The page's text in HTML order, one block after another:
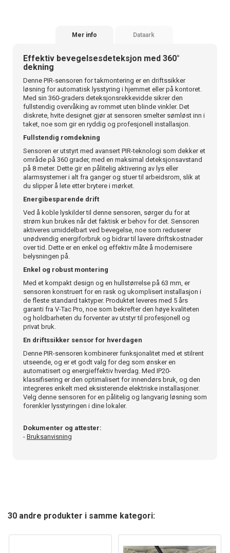
Mer info Dataark
Effektiv bevegelsesdeteksjon med 360°
dekning
Denne PIR-sensoren for takmontering er en driftssikker
løsning for automatisk lysstyring i hjemmet eller på kontoret.
Med sin 360-graders deteksjonsrekkevidde sikrer den
fullstendig overvåking av rommet uten blinde vinkler. Det
diskrete, hvite designet gjør at sensoren smelter sømløst inn i
taket, noe som gir en ryddig og profesjonell installasjon.
Fullstendig romdekning
Sensoren er utstyrt med avansert PIR-teknologi som dekker et
område på 360 grader, med en maksimal deteksjonsavstand
på 8 meter. Dette gir en pålitelig aktivering av lys eller
alarmsystemer i alt fra ganger og stuer til arbeidsrom, slik at
du slipper å lete etter brytere i mørket.
Energibesparende drift
Ved å koble lyskilder til denne sensoren, sørger du for at
strøm kun brukes når det faktisk er behov for det. Sensoren
aktiveres umiddelbart ved bevegelse, noe som reduserer
unødvendig energiforbruk og bidrar til lavere driftskostnader
over tid. Dette er en enkel og effektiv måte å modernisere
belysningen på.
Enkel og robust montering
Med et kompakt design og en hullstørrelse på 63 mm, er
sensoren konstruert for en rask og ukomplisert installasjon i
de fleste standard taktyper. Produktet leveres med 5 års
garanti fra V-Tac Pro, noe som bekrefter den høye kvaliteten
og holdbarheten du forventer av utstyr til profesjonell og
privat bruk.
En driftssikker sensor for hverdagen
Denne PIR-sensoren kombinerer funksjonalitet med et stilrent
utseende, og er et godt valg for deg som ønsker en
automatisert og energieffektiv hverdag. Med IP20-
klassifisering er den optimalisert for innendørs bruk, og den
integreres enkelt med eksisterende elektriske installasjoner.
Velg denne sensoren for en pålitelig og langvarig løsning som
forenkler lysstyringen i dine lokaler.
Dokumenter og attester:
- Bruksanvisning
30 andre produkter i samme kategori: